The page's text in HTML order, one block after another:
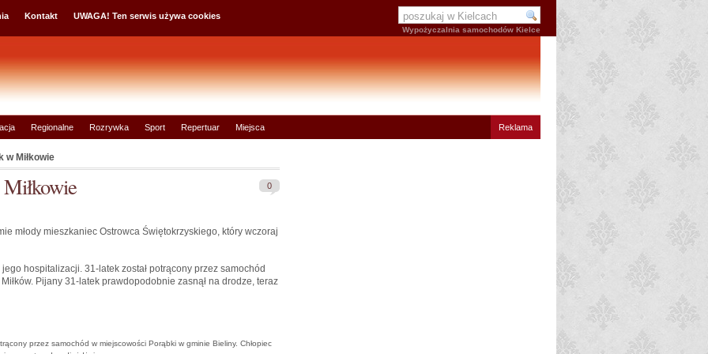
Kontakt UWAGA! Ten serwis używa cookies
Wypożyczalnia samochodów Kielce
Regionalne Rozrywka Sport Repertuar Miejsca Reklama
w Miłkowie
0
młody mieszkaniec Ostrowca Świętokrzyskiego, który wczoraj
hospitalizacji. 31-latek został potrącony przez samochód
Pijany 31-latek prawdopodobnie zasnął na drodze, teraz
przez samochód w miejscowości Porąbki w gminie Bieliny. Chłopiec